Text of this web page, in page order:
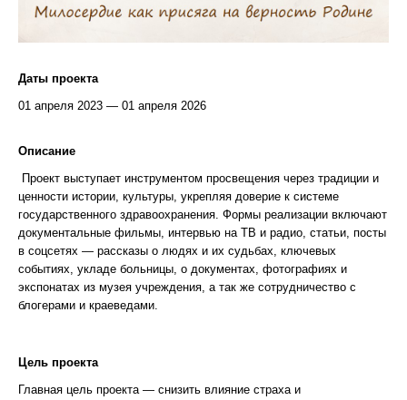
Даты проекта
01 апреля 2023 — 01 апреля 2026
Описание
Проект выступает инструментом просвещения через традиции и
ценности истории, культуры, укрепляя доверие к системе
государственного здравоохранения. Формы реализации включают
документальные фильмы, интервью на ТВ и радио, статьи, посты
в соцсетях — рассказы о людях и их судьбах, ключевых
событиях, укладе больницы, о документах, фотографиях и
экспонатах из музея учреждения, а так же сотрудничество с
блогерами и краеведами.
Цель проекта
Главная цель проекта — снизить влияние страха и